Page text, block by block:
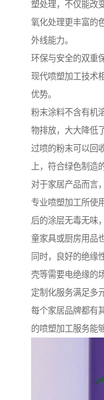
塑处理，不仅能改
氧化处理更丰富的
外线能力。
环保与安全的双重
现代喷塑加工技术
优势。
粉末涂料不含有机
物排放，大大降低
过喷的粉末可以回
上，符合绿色制造
对于家居产品而言
专业喷塑加工所使
后的涂层无毒无味
童家具或厨房用品
同时，良好的绝缘
壳等需要电绝缘的
定制化服务满足多
每个家居品牌都有
的喷塑加工服务能